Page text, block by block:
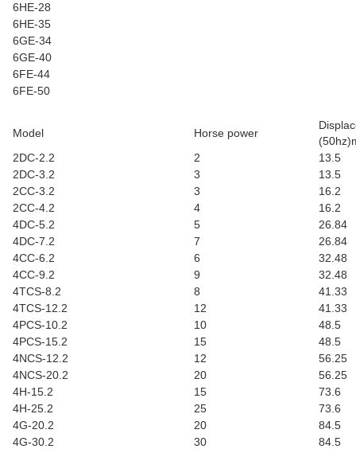
6HE-28
6HE-35
6GE-34
6GE-40
6FE-44
6FE-50
Model Horse power
2DC-2.2
2
13.5
2DC-3.2
3
13.5
2CC-3.2
3
16.2
2CC-4.2
4
16.2
4DC-5.2
5
26.84
4DC-7.2
7
26.84
4CC-6.2
6
32.48
4CC-9.2
9
32.48
4TCS-8.2
8
41.33
4TCS-12.2
12
41.33
4PCS-10.2
10
48.5
4PCS-15.2
15
48.5
4NCS-12.2
12
56.25
4NCS-20.2
20
56.25
4H-15.2
15
73.6
4H-25.2
25
73.6
4G-20.2
20
84.5
4G-30.2
30
84.5